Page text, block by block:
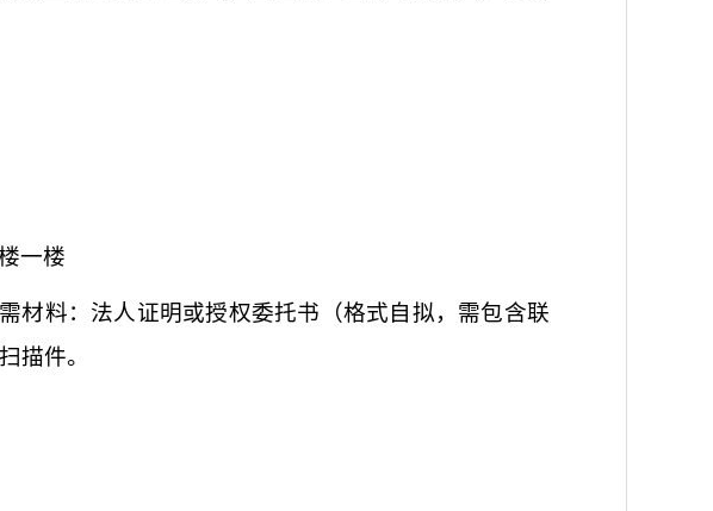
一楼
材料：法人证明或授权委托书（格式自拟，需包含联
描件。